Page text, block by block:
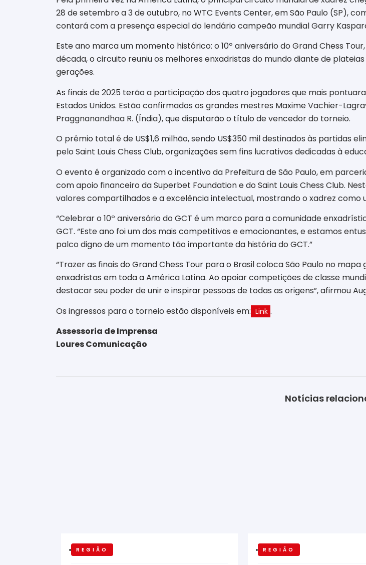
28 de setembro a 3 de outubro, no WTC Events Center, em São Paulo (SP),
contará com a presença especial do lendário campeão mundial Garry
Este ano marca um momento histórico: o 10º aniversário do Grand Chess
década, o circuito reuniu os melhores enxadristas do mundo diante de
gerações.
As finais de 2025 terão a participação dos quatro jogadores que mais
Estados Unidos. Estão confirmados os grandes mestres Maxime Vachier-
Praggnanandhaa R. (Índia), que disputarão o título de vencedor do torneio.
O prêmio total é de US$1,6 milhão, sendo US$350 mil destinados às partidas
pelo Saint Louis Chess Club, organizações sem fins lucrativos dedicadas à
O evento é organizado com o incentivo da Prefeitura de São Paulo, em
com apoio financeiro da Superbet Foundation e do Saint Louis Chess Club.
valores compartilhados e a excelência intelectual, mostrando o xadrez como
“Celebrar o 10º aniversário do GCT é um marco para a comunidade
GCT. “Este ano foi um dos mais competitivos e emocionantes, e estamos
palco digno de um momento tão importante da história do GCT.”
“Trazer as finais do Grand Chess Tour para o Brasil coloca São Paulo no
enxadristas em toda a América Latina. Ao apoiar competições de classe
destacar seu poder de unir e inspirar pessoas de todas as origens”, afirmou
Os ingressos para o torneio estão disponíveis em: Link .
Assessoria de Imprensa
Loures Comunicação
Notícias
REGIÃO REGIÃO